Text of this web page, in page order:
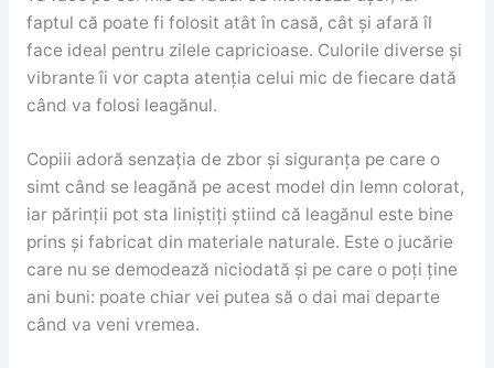
faptul că poate fi folosit atât în casă, cât și afară îl
face ideal pentru zilele capricioase. Culorile diverse și
vibrante îi vor capta atenția celui mic de fiecare dată
când va folosi leagănul.
Copiii adoră senzația de zbor și siguranța pe care o
simt când se leagănă pe acest model din lemn colorat,
iar părinții pot sta liniștiți știind că leagănul este bine
prins și fabricat din materiale naturale. Este o jucărie
care nu se demodează niciodată și pe care o poți ține
ani buni: poate chiar vei putea să o dai mai departe
când va veni vremea.